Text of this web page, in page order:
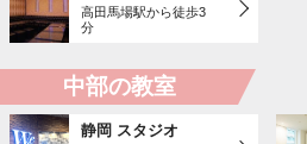
高田馬場駅から徒歩3
分
中部の教室
静岡 スタジオ